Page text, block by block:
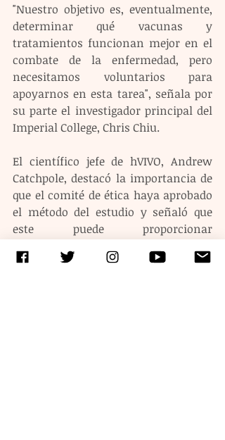
"Nuestro objetivo es, eventualmente,
determinar qué vacunas y
tratamientos funcionan mejor en el
combate de la enfermedad, pero
necesitamos voluntarios para
apoyarnos en esta tarea", señala por
su parte el investigador principal del
Imperial College, Chris Chiu.
El científico jefe de hVIVO, Andrew
Catchpole, destacó la importancia de
que el comité de ética haya aprobado
el método del estudio y señaló que
este puede proporcionar
contribuirán al desarrollo de vacunas